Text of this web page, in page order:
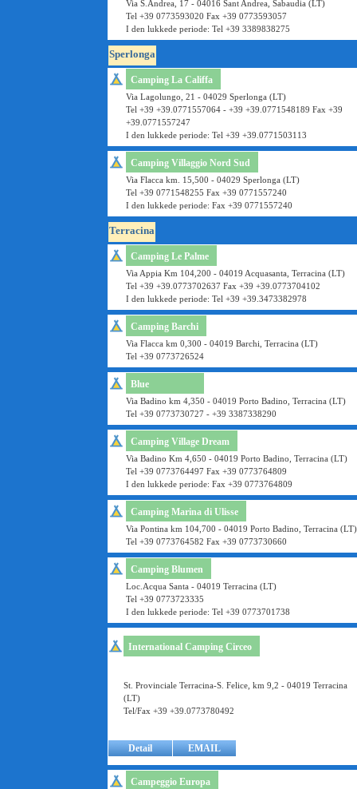
Via S.Andrea, 17 - 04016 Sant Andrea, Sabaudia (LT)
Tel +39 0773593020 Fax +39 0773593057
I den lukkede periode: Tel +39 3389838275
Sperlonga
Camping La Califfa
Via Lagolungo, 21 - 04029 Sperlonga (LT)
Tel +39 +39.0771557064 - +39 +39.0771548189 Fax +39
+39.0771557247
I den lukkede periode: Tel +39 +39.0771503113
Camping Villaggio Nord Sud
Via Flacca km. 15,500 - 04029 Sperlonga (LT)
Tel +39 0771548255 Fax +39 0771557240
I den lukkede periode: Fax +39 0771557240
Terracina
Camping Le Palme
Via Appia Km 104,200 - 04019 Acquasanta, Terracina (LT)
Tel +39 +39.0773702637 Fax +39 +39.0773704102
I den lukkede periode: Tel +39 +39.3473382978
Camping Barchi
Via Flacca km 0,300 - 04019 Barchi, Terracina (LT)
Tel +39 0773726524
Blue
Via Badino km 4,350 - 04019 Porto Badino, Terracina (LT)
Tel +39 0773730727 - +39 3387338290
Camping Village Dream
Via Badino Km 4,650 - 04019 Porto Badino, Terracina (LT)
Tel +39 0773764497 Fax +39 0773764809
I den lukkede periode: Fax +39 0773764809
Camping Marina di Ulisse
Via Pontina km 104,700 - 04019 Porto Badino, Terracina (LT)
Tel +39 0773764582 Fax +39 0773730660
Camping Blumen
Loc.Acqua Santa - 04019 Terracina (LT)
Tel +39 0773723335
I den lukkede periode: Tel +39 0773701738
International Camping Circeo
St. Provinciale Terracina-S. Felice, km 9,2 - 04019 Terracina
(LT)
Tel/Fax +39 +39.0773780492
Detail EMAIL
Campeggio Europa